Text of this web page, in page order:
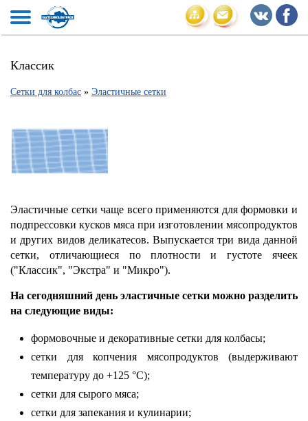
Классик
Сетки для колбас » Эластичные сетки
Эластичные сетки чаще всего применяются для формовки и
подпрессовки кусков мяса при изготовлении мясопродуктов
и других видов деликатесов.Выпускается три вида данной
сетки, отличающиеся по плотности и густоте ячеек
("Классик", "Экстра" и "Микро").
На сегодняшний день эластичные сетки можно разделить
на следующие виды:
формовочные и декоративные сетки для колбасы;
сетки для копчения мясопродуктов (выдерживают
температуру до +125 °С);
сетки для сырого мяса;
сетки для запекания и кулинарии;